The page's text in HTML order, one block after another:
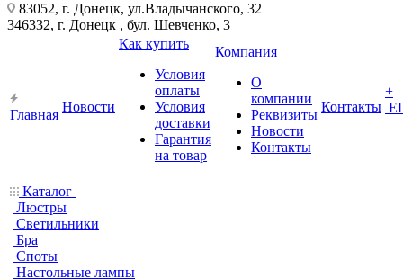
83052, г. Донецк, ул.Владычанского, 32
346332, г. Донецк , бул. Шевченко, 3
Главная
Новости
Как купить
Условия
оплаты
Условия
доставки
Гарантия
на товар
Компания
О
компании
Реквизиты
Новости
Контакты
Контакты
+
Каталог
Люстры
Светильники
Бра
Споты
Настольные лампы